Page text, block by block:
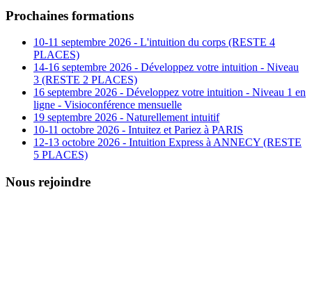
Prochaines formations
10-11 septembre 2026 - L'intuition du corps (RESTE 4
PLACES)
14-16 septembre 2026 - Développez votre intuition - Niveau
3 (RESTE 2 PLACES)
16 septembre 2026 - Développez votre intuition - Niveau 1 en
ligne - Visioconférence mensuelle
19 septembre 2026 - Naturellement intuitif
10-11 octobre 2026 - Intuitez et Pariez à PARIS
12-13 octobre 2026 - Intuition Express à ANNECY (RESTE
5 PLACES)
Nous rejoindre